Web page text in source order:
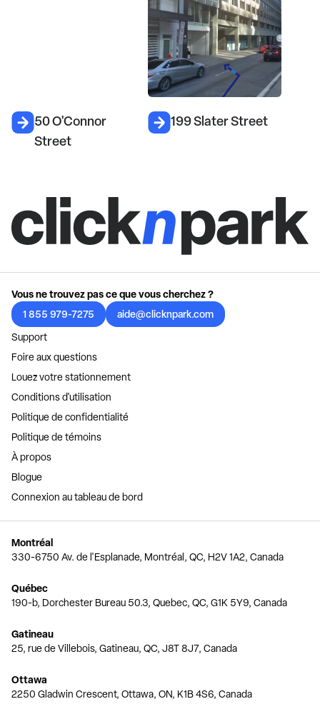
50 O'Connor
Street
199 Slater Street
Vous ne trouvez pas ce que vous cherchez ?
1 855 979-7275
aide@clicknpark.com
Support
Foire aux questions
Louez votre stationnement
Conditions d'utilisation
Politique de confidentialité
Politique de témoins
À propos
Blogue
Connexion au tableau de bord
Montréal
330-6750 Av. de l'Esplanade, Montréal, QC, H2V 1A2, Canada
Québec
190-b, Dorchester Bureau 50.3, Quebec, QC, G1K 5Y9, Canada
Gatineau
25, rue de Villebois, Gatineau, QC, J8T 8J7, Canada
Ottawa
2250 Gladwin Crescent, Ottawa, ON, K1B 4S6, Canada